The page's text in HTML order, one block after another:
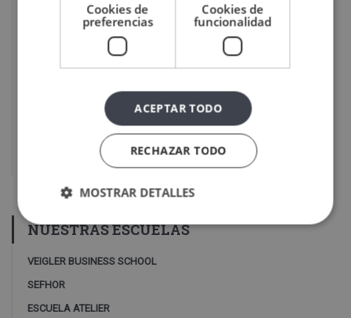
La historia de la belleza: origen, quién
la creó y evolución
¿Qué es la neuropsicología infantil?
25 Nov 2025
NUESTRAS ESCUELAS
VEIGLER BUSINESS SCHOOL
SEFHOR
ESCUELA ATELIER
Cookies de
preferencias
Cookies de
funcionalidad
ACEPTAR TODO
RECHAZAR TODO
MOSTRAR DETALLES